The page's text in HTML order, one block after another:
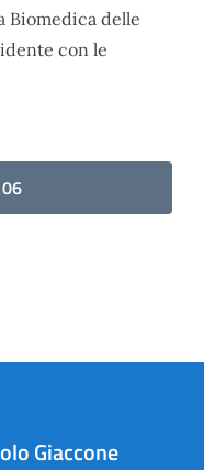
Biomedica delle
con le
Giaccone